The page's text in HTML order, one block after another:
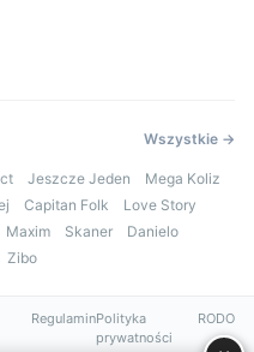
Wszystkie →
Jeszcze Jeden
Mega Koliz
Capitan Folk
Love Story
Maxim Skaner
Danielo
Zibo
RegulaminPolityka
prywatności
RODO